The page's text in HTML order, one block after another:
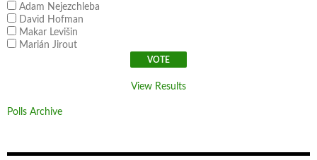
Adam Nejezchleba
David Hofman
Makar Levišin
Marián Jirout
View Results
Polls Archive